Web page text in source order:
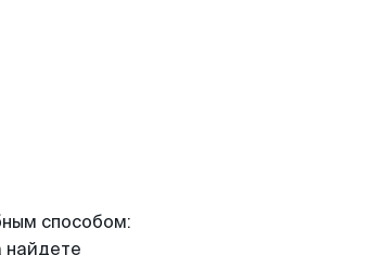
способом:
найдете